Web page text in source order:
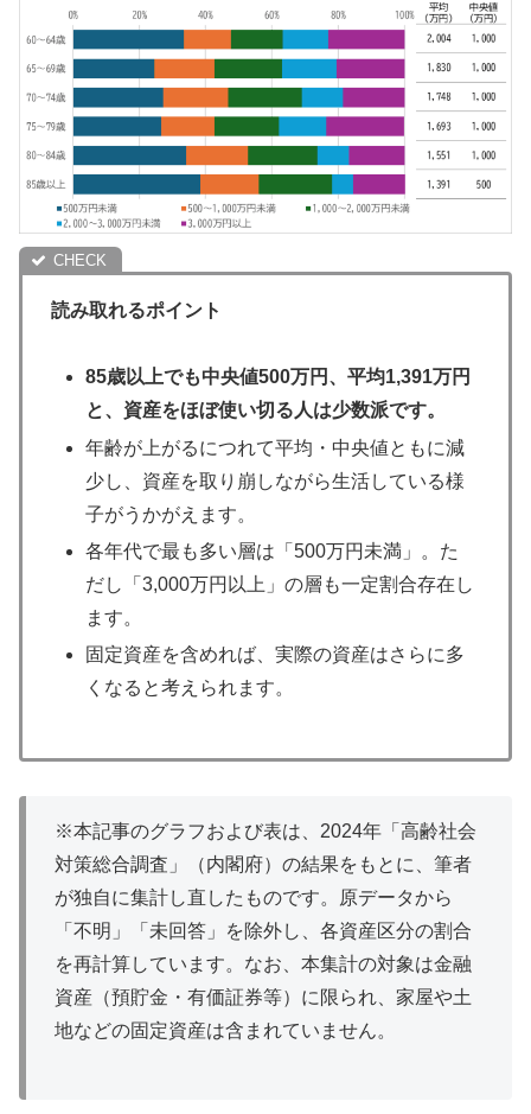
読み取れるポイント
85歳以上でも中央値500万円、平均1,391万円
と、資産をほぼ使い切る人は少数派です。
年齢が上がるにつれて平均・中央値ともに減
少し、資産を取り崩しながら生活している様
子がうかがえます。
各年代で最も多い層は「500万円未満」。た
だし「3,000万円以上」の層も一定割合存在し
ます。
固定資産を含めれば、実際の資産はさらに多
くなると考えられます。
※本記事のグラフおよび表は、2024年「高齢社会
対策総合調査」（内閣府）の結果をもとに、筆者
が独自に集計し直したものです。原データから
「不明」「未回答」を除外し、各資産区分の割合
を再計算しています。なお、本集計の対象は金融
資産（預貯金・有価証券等）に限られ、家屋や土
地などの固定資産は含まれていません。